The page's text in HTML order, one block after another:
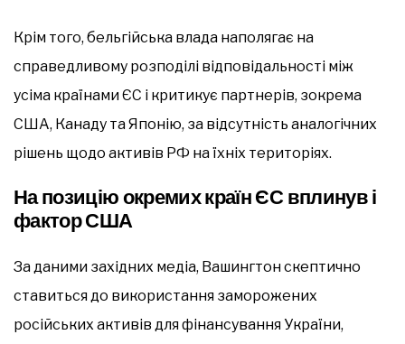
Крім того, бельгійська влада наполягає на
справедливому розподілі відповідальності між
усіма країнами ЄС і критикує партнерів, зокрема
США, Канаду та Японію, за відсутність аналогічних
рішень щодо активів РФ на їхніх територіях.
На позицію окремих країн ЄС вплинув і
фактор США
За даними західних медіа, Вашингтон скептично
ставиться до використання заморожених
російських активів для фінансування України,